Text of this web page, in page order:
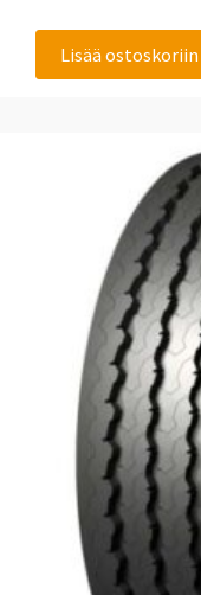
Lisää ostoskoriin